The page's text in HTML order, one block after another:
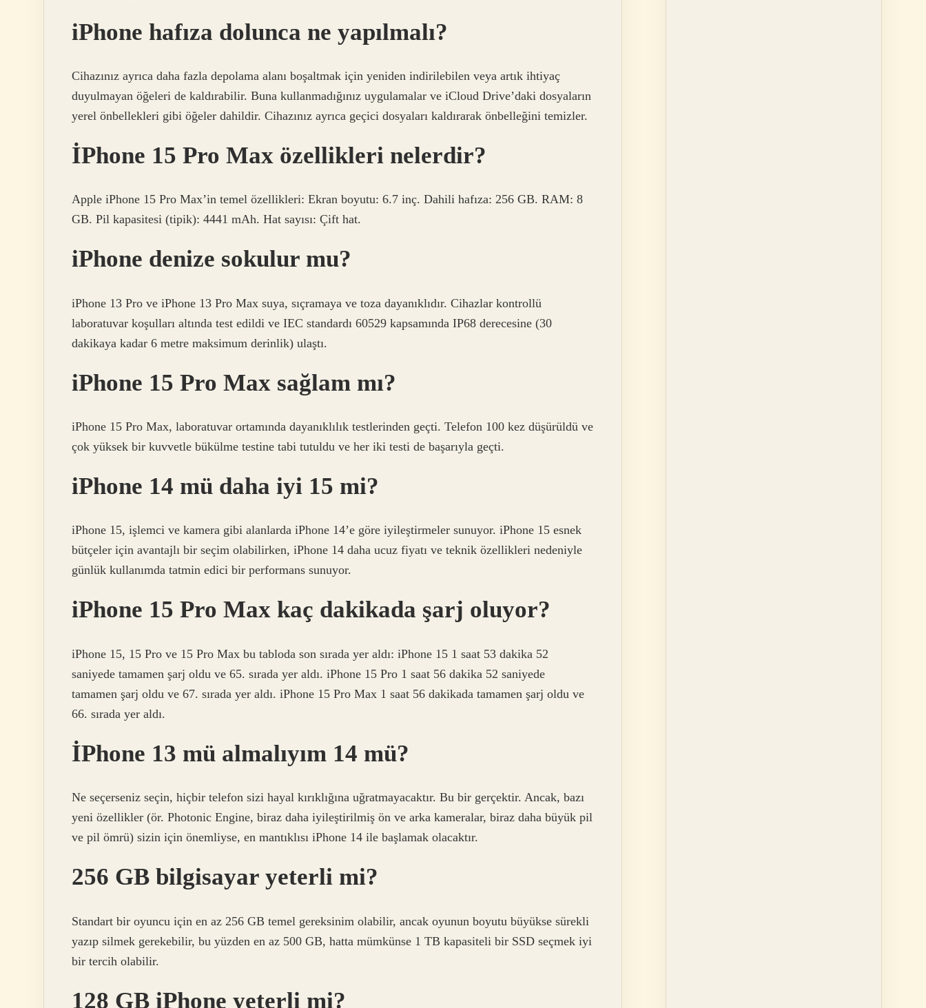
iPhone hafıza dolunca ne yapılmalı?
Cihazınız ayrıca daha fazla depolama alanı boşaltmak için yeniden indirilebilen veya artık ihtiyaç
duyulmayan öğeleri de kaldırabilir. Buna kullanmadığınız uygulamalar ve iCloud Drive’daki dosyaların
yerel önbellekleri gibi öğeler dahildir. Cihazınız ayrıca geçici dosyaları kaldırarak önbelleğini temizler.
İPhone 15 Pro Max özellikleri nelerdir?
Apple iPhone 15 Pro Max’in temel özellikleri: Ekran boyutu: 6.7 inç. Dahili hafıza: 256 GB. RAM: 8
GB. Pil kapasitesi (tipik): 4441 mAh. Hat sayısı: Çift hat.
iPhone denize sokulur mu?
iPhone 13 Pro ve iPhone 13 Pro Max suya, sıçramaya ve toza dayanıklıdır. Cihazlar kontrollü
laboratuvar koşulları altında test edildi ve IEC standardı 60529 kapsamında IP68 derecesine (30
dakikaya kadar 6 metre maksimum derinlik) ulaştı.
iPhone 15 Pro Max sağlam mı?
iPhone 15 Pro Max, laboratuvar ortamında dayanıklılık testlerinden geçti. Telefon 100 kez düşürüldü ve
çok yüksek bir kuvvetle bükülme testine tabi tutuldu ve her iki testi de başarıyla geçti.
iPhone 14 mü daha iyi 15 mi?
iPhone 15, işlemci ve kamera gibi alanlarda iPhone 14’e göre iyileştirmeler sunuyor. iPhone 15 esnek
bütçeler için avantajlı bir seçim olabilirken, iPhone 14 daha ucuz fiyatı ve teknik özellikleri nedeniyle
günlük kullanımda tatmin edici bir performans sunuyor.
iPhone 15 Pro Max kaç dakikada şarj oluyor?
iPhone 15, 15 Pro ve 15 Pro Max bu tabloda son sırada yer aldı: iPhone 15 1 saat 53 dakika 52
saniyede tamamen şarj oldu ve 65. sırada yer aldı. iPhone 15 Pro 1 saat 56 dakika 52 saniyede
tamamen şarj oldu ve 67. sırada yer aldı. iPhone 15 Pro Max 1 saat 56 dakikada tamamen şarj oldu ve
66. sırada yer aldı.
İPhone 13 mü almalıyım 14 mü?
Ne seçerseniz seçin, hiçbir telefon sizi hayal kırıklığına uğratmayacaktır. Bu bir gerçektir. Ancak, bazı
yeni özellikler (ör. Photonic Engine, biraz daha iyileştirilmiş ön ve arka kameralar, biraz daha büyük pil
ve pil ömrü) sizin için önemliyse, en mantıklısı iPhone 14 ile başlamak olacaktır.
256 GB bilgisayar yeterli mi?
Standart bir oyuncu için en az 256 GB temel gereksinim olabilir, ancak oyunun boyutu büyükse sürekli
yazıp silmek gerekebilir, bu yüzden en az 500 GB, hatta mümkünse 1 TB kapasiteli bir SSD seçmek iyi
bir tercih olabilir.
128 GB iPhone yeterli mi?